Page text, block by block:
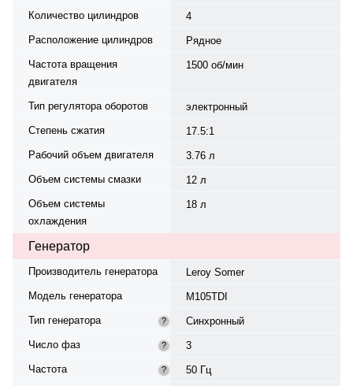
Количество цилиндров
4
Расположение цилиндров
Рядное
Частота вращения
двигателя
1500 об/мин
Тип регулятора оборотов
электронный
Степень сжатия
17.5:1
Рабочий объем двигателя
3.76 л
Объем системы смазки
12 л
Объем системы
охлаждения
18 л
Генератор
Производитель генератора
Leroy Somer
Модель генератора
M105TDI
Тип генератора
?
Синхронный
Число фаз
?
3
Частота
?
50 Гц